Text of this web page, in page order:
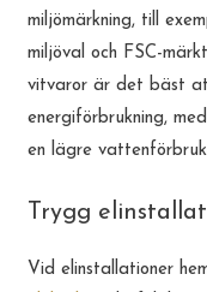
miljömärkning, till
miljöval och FSC-
vitvaror är det bäst
energiförbrukning,
en lägre
Trygg
Vid elinstallationer